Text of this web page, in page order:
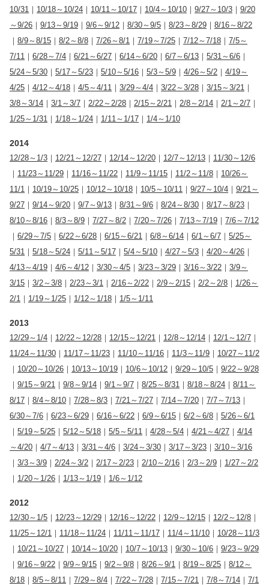
10/31 ｜ 10/18～10/24 ｜ 10/11～10/17 ｜ 10/4～10/10 ｜ 9/27～10/3 ｜ 9/20
～9/26 ｜ 9/13～9/19 ｜ 9/6～9/12 ｜ 8/30～9/5 ｜ 8/23～8/29 ｜ 8/16～8/22
｜ 8/9～8/15 ｜ 8/2～8/8 ｜ 7/26～8/1 ｜ 7/19～7/25 ｜ 7/12～7/18 ｜ 7/5～
7/11 ｜ 6/28～7/4 ｜ 6/21～6/27 ｜ 6/14～6/20 ｜ 6/7～6/13 ｜ 5/31～6/6 ｜
5/24～5/30 ｜ 5/17～5/23 ｜ 5/10～5/16 ｜ 5/3～5/9 ｜ 4/26～5/2 ｜ 4/19～
4/25 ｜ 4/12～4/18 ｜ 4/5～4/11 ｜ 3/29～4/4 ｜ 3/22～3/28 ｜ 3/15～3/21 ｜
3/8～3/14 ｜ 3/1～3/7 ｜ 2/22～2/28 ｜ 2/15～2/21 ｜ 2/8～2/14 ｜ 2/1～2/7 ｜
1/25～1/31 ｜ 1/18～1/24 ｜ 1/11～1/17 ｜ 1/4～1/10
2014
12/28～1/3 ｜ 12/21～12/27 ｜ 12/14～12/20 ｜ 12/7～12/13 ｜ 11/30～12/6
｜ 11/23～11/29 ｜ 11/16～11/22 ｜ 11/9～11/15 ｜ 11/2～11/8 ｜ 10/26～
11/1 ｜ 10/19～10/25 ｜ 10/12～10/18 ｜ 10/5～10/11 ｜ 9/27～10/4 ｜ 9/21～
9/27 ｜ 9/14～9/20 ｜ 9/7～9/13 ｜ 8/31～9/6 ｜ 8/24～8/30 ｜ 8/17～8/23 ｜
8/10～8/16 ｜ 8/3～8/9 ｜ 7/27～8/2 ｜ 7/20～7/26 ｜ 7/13～7/19 ｜ 7/6～7/12
｜ 6/29～7/5 ｜ 6/22～6/28 ｜ 6/15～6/21 ｜ 6/8～6/14 ｜ 6/1～6/7 ｜ 5/25～
5/31 ｜ 5/18～5/24 ｜ 5/11～5/17 ｜ 5/4～5/10 ｜ 4/27～5/3 ｜ 4/20～4/26 ｜
4/13～4/19 ｜ 4/6～4/12 ｜ 3/30～4/5 ｜ 3/23～3/29 ｜ 3/16～3/22 ｜ 3/9～
3/15 ｜ 3/2～3/8 ｜ 2/23～3/1 ｜ 2/16～2/22 ｜ 2/9～2/15 ｜ 2/2～2/8 ｜ 1/26～
2/1 ｜ 1/19～1/25 ｜ 1/12～1/18 ｜ 1/5～1/11
2013
12/29～1/4 ｜ 12/22～12/28 ｜ 12/15～12/21 ｜ 12/8～12/14 ｜ 12/1～12/7 ｜
11/24～11/30 ｜ 11/17～11/23 ｜ 11/10～11/16 ｜ 11/3～11/9 ｜ 10/27～11/2
｜ 10/20～10/26 ｜ 10/13～10/19 ｜ 10/6～10/12 ｜ 9/29～10/5 ｜ 9/22～9/28
｜ 9/15～9/21 ｜ 9/8～9/14 ｜ 9/1～9/7 ｜ 8/25～8/31 ｜ 8/18～8/24 ｜ 8/11～
8/17 ｜ 8/4～8/10 ｜ 7/28～8/3 ｜ 7/21～7/27 ｜ 7/14～7/20 ｜ 7/7～7/13 ｜
6/30～7/6 ｜ 6/23～6/29 ｜ 6/16～6/22 ｜ 6/9～6/15 ｜ 6/2～6/8 ｜ 5/26～6/1
｜ 5/19～5/25 ｜ 5/12～5/18 ｜ 5/5～5/11 ｜ 4/28～5/4 ｜ 4/21～4/27 ｜ 4/14
～4/20 ｜ 4/7～4/13 ｜ 3/31～4/6 ｜ 3/24～3/30 ｜ 3/17～3/23 ｜ 3/10～3/16
｜ 3/3～3/9 ｜ 2/24～3/2 ｜ 2/17～2/23 ｜ 2/10～2/16 ｜ 2/3～2/9 ｜ 1/27～2/2
｜ 1/20～1/26 ｜ 1/13～1/19 ｜ 1/6～1/12
2012
12/30～1/5 ｜ 12/23～12/29 ｜ 12/16～12/22 ｜ 12/9～12/15 ｜ 12/2～12/8 ｜
11/25～12/1 ｜ 11/18～11/24 ｜ 11/11～11/17 ｜ 11/4～11/10 ｜ 10/28～11/3
｜ 10/21～10/27 ｜ 10/14～10/20 ｜ 10/7～10/13 ｜ 9/30～10/6 ｜ 9/23～9/29
｜ 9/16～9/22 ｜ 9/9～9/15 ｜ 9/2～9/8 ｜ 8/26～9/1 ｜ 8/19～8/25 ｜ 8/12～
8/18 ｜ 8/5～8/11 ｜ 7/29～8/4 ｜ 7/22～7/28 ｜ 7/15～7/21 ｜ 7/8～7/14 ｜ 7/1